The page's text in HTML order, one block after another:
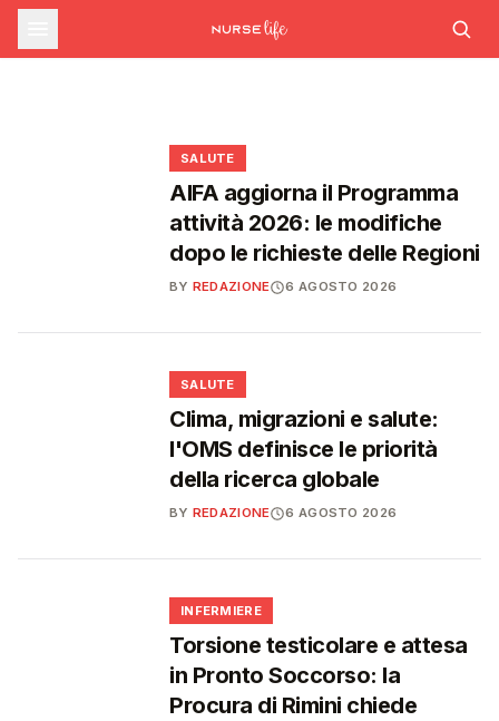
farmaceutica supera i 39 miliardi,
boom di farmaci per diabete e
Ondata di calore in lieve calo: il 7 agosto 26
città da bollino rosso, il giorno dopo
SALUTE
Emergenza caldo: il numero 1500 supera le
SALUTE
AIFA aggiorna il Programma
attività 2026: le modifiche
dopo le richieste delle Regioni
BY REDAZIONE 6 AGOSTO 2026
SALUTE
Clima, migrazioni e salute:
l'OMS definisce le priorità
della ricerca globale
BY REDAZIONE 6 AGOSTO 2026
INFERMIERE
Torsione testicolare e attesa
in Pronto Soccorso: la
Procura di Rimini chiede